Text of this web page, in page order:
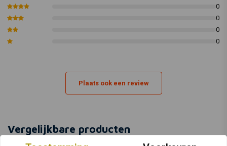
0
0
0
0
Plaats ook een review
Vergelijkbare producten